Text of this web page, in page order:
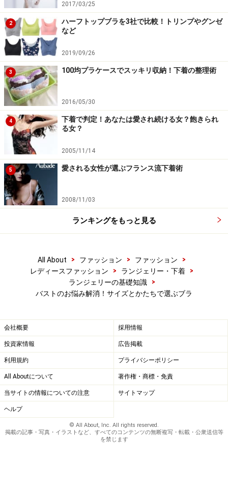
2017/03/25
2
ハーフトップブラを3社で比較！トリンプやグンゼ
など
2019/09/26
3 100均プラケースでスッキリ収納！下着の整理術
2016/05/30
4
下着で判定！あなたは愛され続ける女？飽きられ
る女？
2005/11/14
5 愛される女性が選ぶフランス流下着術
2008/11/03
ランキングをもっと見る
All About > ファッション > ファッション
>
レディースファッション
> ランジェリー・下着
>
ランジェリーの基礎知識
>
バストのお悩み解消！サイズとかたちで選ぶブラ
会社概要 採用情報
投資家情報 広告掲載
利用規約 プライバシーポリシー
All Aboutについて 著作権・商標・免責
当サイトの情報についての注意 サイトマップ
ヘルプ
© All About, Inc. All rights reserved.
掲載の記事・写真・イラストなど、すべてのコンテンツの無断複写・転載・公衆送信等
を禁じます